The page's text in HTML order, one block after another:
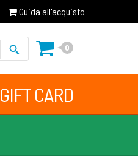
Guida all'acquisto
0
GIFT CARD